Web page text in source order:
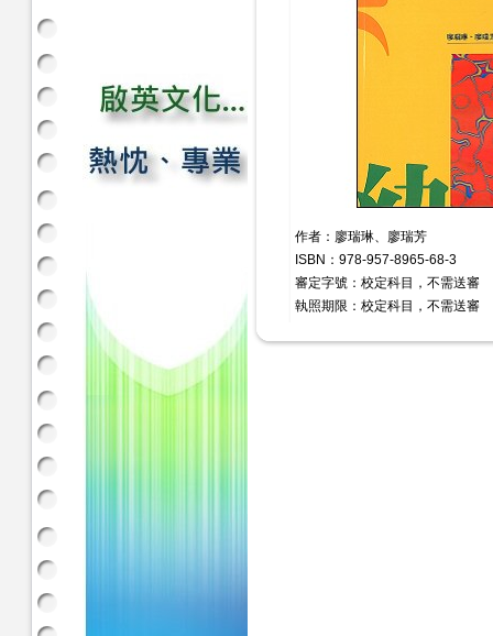
作者：廖瑞琳、廖瑞芳
ISBN：978-957-8965-68-3
審定字號：校定科目，不需送審
執照期限：校定科目，不需送審